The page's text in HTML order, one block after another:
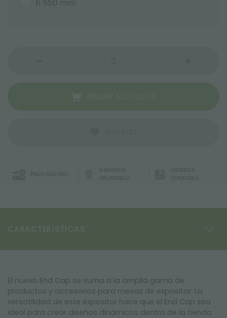
h 550 mm
PAGO SEGURO
GARANTÍA
ORLANDELLI
ENTREGA
CONFIABLE
CARACTERÍSTICAS
El nuevo End Cap se suma a la amplia gama de
productos y accesorios para mesas de expositor. La
versatilidad de este expositor hace que el End Cap sea
ideal para crear diseños dinámicos dentro de la tienda.